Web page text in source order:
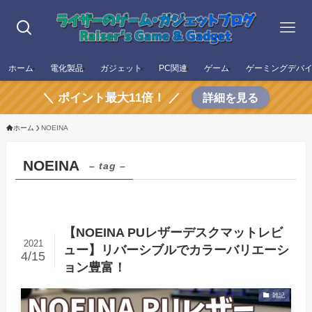
ホーム 電化製品 ガジェット PC関連 ゲーム ゲーミングデバ
＼ ポイント最大11倍！ ／ 詳細を見る
ホーム NOEINA
NOEINA – tag –
【NOEINA PUレザーデスクマットレビ
ュー】リバーシブルでカラーバリエーシ
ョン豊富！
2021
4/15
雑記